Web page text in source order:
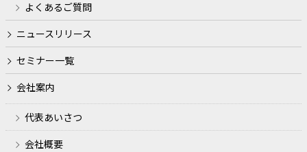
犯罪による収益の移転防止に関する法律に基づくご本人さ
まの確認等や、金融サービスをご利用いただく資格等の確
認のため
取引や取引等における期日管理等、継続的なお取引におけ
適合性の原則等に照らした判断等、金融商品やサービスの
提供にかかる妥当性の判断のため
よくあるご質問
ニュースリリース
セミナー一覧
会社案内
代表あいさつ
会社概要